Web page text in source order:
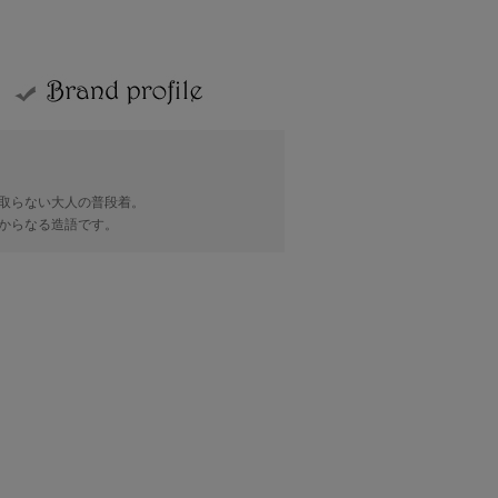
ない大人の普段着。
らなる造語です。